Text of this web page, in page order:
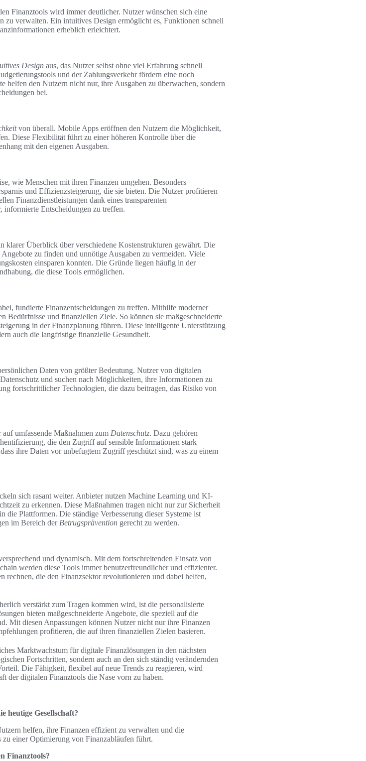
Finanztools wird immer deutlicher. Nutzer wünschen sich eine
zu verwalten. Ein intuitives Design ermöglicht es, Funktionen schnell
erheblich erleichtert.
Design aus, das Nutzer selbst ohne viel Erfahrung schnell
und der Zahlungsverkehr fördern eine noch
helfen den Nutzern nicht nur, ihre Ausgaben zu überwachen, sondern
bei.
von überall. Mobile Apps eröffnen den Nutzern die Möglichkeit,
Diese Flexibilität führt zu einer höheren Kontrolle über die
mit den eigenen Ausgaben.
wie Menschen mit ihren Finanzen umgehen. Besonders
und Effizienzsteigerung, die sie bieten. Die Nutzer profitieren
Finanzdienstleistungen dank eines transparenten
Entscheidungen zu treffen.
Überblick über verschiedene Kostenstrukturen gewährt. Die
zu finden und unnötige Ausgaben zu vermeiden. Viele
einsparen konnten. Die Gründe liegen häufig in der
die diese Tools ermöglichen.
fundierte Finanzentscheidungen zu treffen. Mithilfe moderner
Bedürfnisse und finanziellen Ziele. So können sie maßgeschneiderte
in der Finanzplanung führen. Diese intelligente Unterstützung
auch die langfristige finanzielle Gesundheit.
Daten von größter Bedeutung. Nutzer von digitalen
und suchen nach Möglichkeiten, ihre Informationen zu
fortschrittlicher Technologien, die dazu beitragen, das Risiko von
umfassende Maßnahmen zum Datenschutz. Dazu gehören
die den Zugriff auf sensible Informationen stark
ihre Daten vor unbefugtem Zugriff geschützt sind, was zu einem
sich rasant weiter. Anbieter nutzen Machine Learning und KI-
zu erkennen. Diese Maßnahmen tragen nicht nur zur Sicherheit
die Plattformen. Die ständige Verbesserung dieser Systeme ist
im Bereich der Betrugsprävention gerecht zu werden.
und dynamisch. Mit dem fortschreitenden Einsatz von
werden diese Tools immer benutzerfreundlicher und effizienter.
die den Finanzsektor revolutionieren und dabei helfen,
verstärkt zum Tragen kommen wird, ist die personalisierte
bieten maßgeschneiderte Angebote, die speziell auf die
Mit diesen Anpassungen können Nutzer nicht nur ihre Finanzen
profitieren, die auf ihren finanziellen Zielen basieren.
Marktwachstum für digitale Finanzlösungen in den nächsten
Fortschritten, sondern auch an den sich ständig verändernden
Die Fähigkeit, flexibel auf neue Trends zu reagieren, wird
der digitalen Finanztools die Nase vorn zu haben.
heutige Gesellschaft?
helfen, ihre Finanzen effizient zu verwalten und die
einer Optimierung von Finanzabläufen führt.
Finanztools?